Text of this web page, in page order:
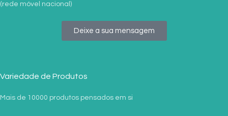
(rede móvel nacional)
Deixe a sua mensagem
Variedade de Produtos
Mais de 10000 produtos pensados em si